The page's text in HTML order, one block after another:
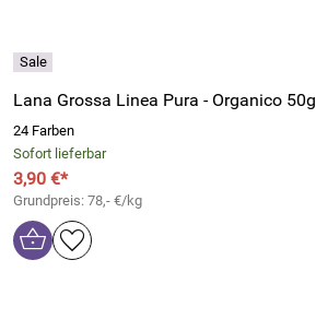
Lana Grossa Linea Pura - Organico 50g
24 Farben
Sofort lieferbar
3,90 €*
Grundpreis: 78,- €/kg